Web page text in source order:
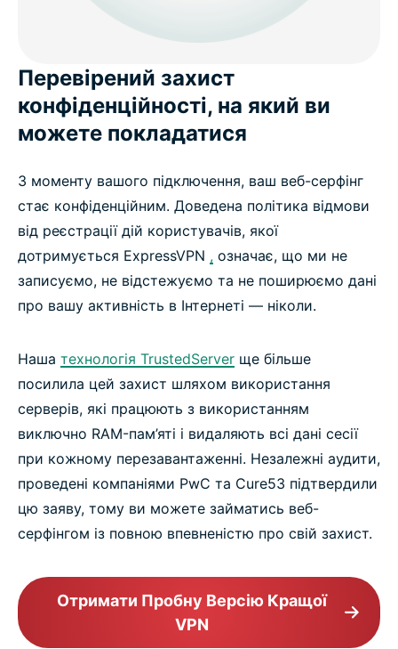
Перевірений захист
конфіденційності, на який ви
можете покладатися
З моменту вашого підключення, ваш веб-серфінг
стає конфіденційним. Доведена політика відмови
від реєстрації дій користувачів, якої
дотримується ExpressVPN , означає, що ми не
записуємо, не відстежуємо та не поширюємо дані
про вашу активність в Інтернеті — ніколи.
Наша технологія TrustedServer ще більше
посилила цей захист шляхом використання
серверів, які працюють з використанням
виключно RAM-пам’яті і видаляють всі дані сесії
при кожному перезавантаженні. Незалежні аудити,
проведені компаніями PwC та Cure53 підтвердили
цю заяву, тому ви можете займатись веб-
серфінгом із повною впевненістю про свій захист.
Отримати Пробну Версію Кращої
VPN